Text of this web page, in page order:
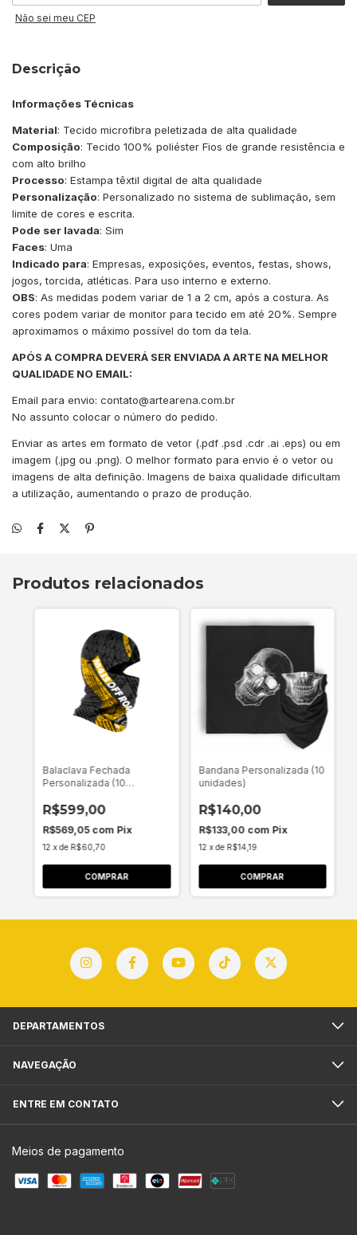
Não sei meu CEP
Descrição
Informações Técnicas
Material: Tecido microfibra peletizada de alta qualidade
Composição: Tecido 100% poliéster Fios de grande resistência e
com alto brilho
Processo: Estampa têxtil digital de alta qualidade
Personalização: Personalizado no sistema de sublimação, sem
limite de cores e escrita.
Pode ser lavada: Sim
Faces: Uma
Indicado para: Empresas, exposições, eventos, festas, shows,
jogos, torcida, atléticas. Para uso interno e externo.
OBS: As medidas podem variar de 1 a 2 cm, após a costura. As
cores podem variar de monitor para tecido em até 20%. Sempre
aproximamos o máximo possível do tom da tela.
APÓS A COMPRA DEVERÁ SER ENVIADA A ARTE NA MELHOR
QUALIDADE NO EMAIL:
Email para envio: contato@artearena.com.br
No assunto colocar o número do pedido.
Enviar as artes em formato de vetor (.pdf .psd .cdr .ai .eps) ou em
imagem (.jpg ou .png). O melhor formato para envio é o vetor ou
imagens de alta definição. Imagens de baixa qualidade dificultam
a utilização, aumentando o prazo de produção.
Produtos relacionados
Balaclava Fechada
Personalizada (10
R$599,00
R$569,05 com Pix
12 xde R$60,70
Bandana Personalizada (10
unidades)
R$140,00
R$133,00 com Pix
12 xde R$14,19
DEPARTAMENTOS
NAVEGAÇÃO
ENTRE EM CONTATO
Meios de pagamento